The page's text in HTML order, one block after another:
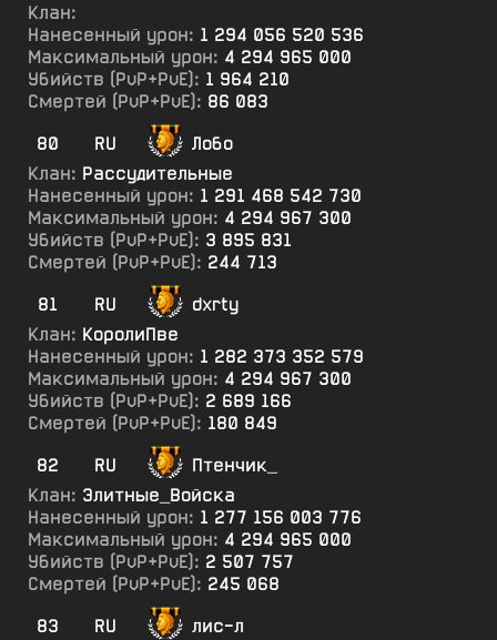
Клан:
Нанесенный урон: 1 294 056 520 536
Максимальный урон: 4 294 965 000
Убийств (PvP+PvE): 1 964 210
Смертей (PvP+PvE): 86 083
80
RU
Лобо
Клан: Рассудительные
Нанесенный урон: 1 291 468 542 730
Максимальный урон: 4 294 967 300
Убийств (PvP+PvE): 3 895 831
Смертей (PvP+PvE): 244 713
81
RU
dxrty
Клан: КоролиПве
Нанесенный урон: 1 282 373 352 579
Максимальный урон: 4 294 967 300
Убийств (PvP+PvE): 2 689 166
Смертей (PvP+PvE): 180 849
82
RU
Птенчик_
Клан: Элитные_Войска
Нанесенный урон: 1 277 156 003 776
Максимальный урон: 4 294 965 000
Убийств (PvP+PvE): 2 507 757
Смертей (PvP+PvE): 245 068
83
RU
лис-л